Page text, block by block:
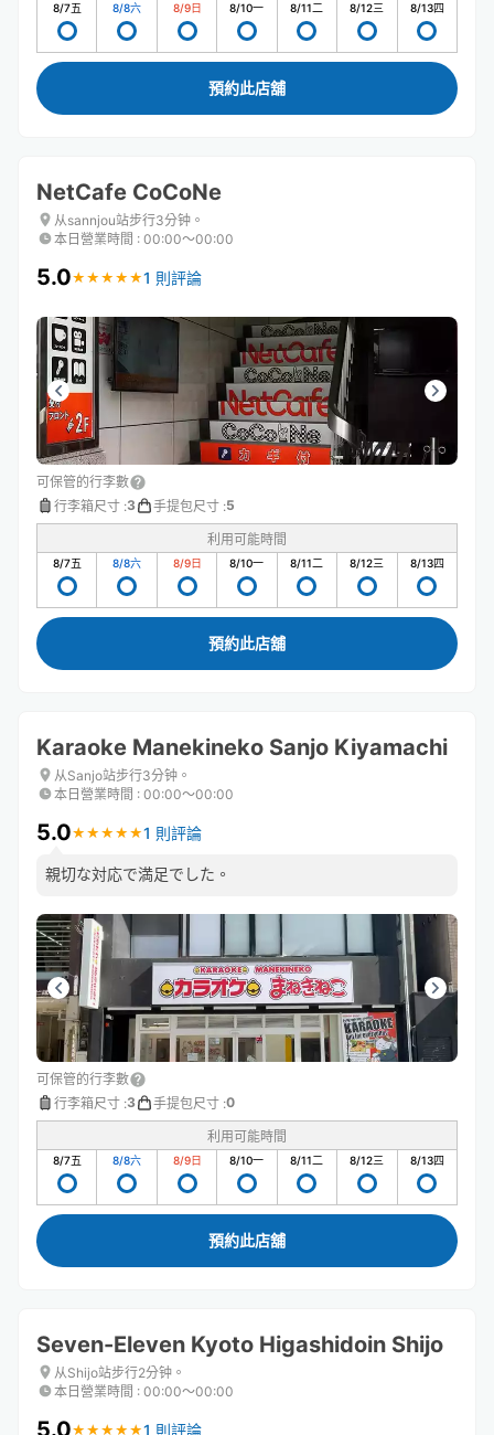
8/7五 8/8六 8/9日 8/10一 8/11二 8/12三 8/13四
預約此店舖
NetCafe CoCoNe
从sannjou站步行3分钟。
本日營業時間 : 00:00〜00:00
5.0★ ★ ★ ★ ★
★ ★ ★ ★ ★1 則評論
可保管的行李數
行李箱尺寸 :3 手提包尺寸 :5
利用可能時間
8/7五 8/8六 8/9日 8/10一 8/11二 8/12三 8/13四
預約此店舖
Karaoke Manekineko Sanjo Kiyamachi
从Sanjo站步行3分钟。
本日營業時間 : 00:00〜00:00
5.0★ ★ ★ ★ ★
★ ★ ★ ★ ★1 則評論
親切な対応で満足でした。
可保管的行李數
行李箱尺寸 :3 手提包尺寸 :0
利用可能時間
8/7五 8/8六 8/9日 8/10一 8/11二 8/12三 8/13四
預約此店舖
Seven-Eleven Kyoto Higashidoin Shijo
从Shijo站步行2分钟。
本日營業時間 : 00:00〜00:00
5.0★ ★ ★ ★ ★
★ ★ ★ ★ ★1 則評論